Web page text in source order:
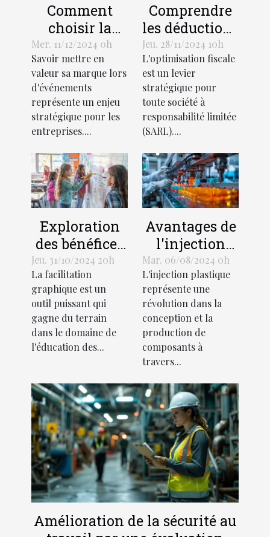
Comment
choisir la
forme et la
taille idéale
pour votre
arche
gonflable
publicitaire
Mer. 11/12/2024 0h
Savoir mettre en
valeur sa marque lors
d'événements
représente un enjeu
stratégique pour les
entreprises....
Comprendre
les déductions
fiscales
spécifiques
pour une
SARL
Jeu. 28/11/2024 10h
L'optimisation fiscale
est un levier
stratégique pour
toute société à
responsabilité limitée
(SARL)....
Exploration
des bénéfices
de la
facilitation
graphique
dans
l'éducation
des adultes
Jeu. 31/10/2024 20h
La facilitation
graphique est un
outil puissant qui
gagne du terrain
dans le domaine de
l'éducation des...
Avantages de
l'injection
plastique pour
diverses
industries
Mar. 06/08/2024 0h
L'injection plastique
représente une
révolution dans la
conception et la
production de
composants à
travers...
Amélioration de la sécurité au